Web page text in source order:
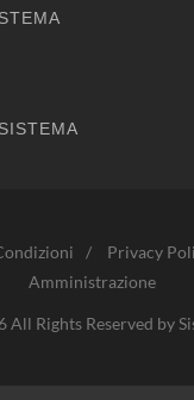
/ Privacy
Amministrazione
Rights Reserved by